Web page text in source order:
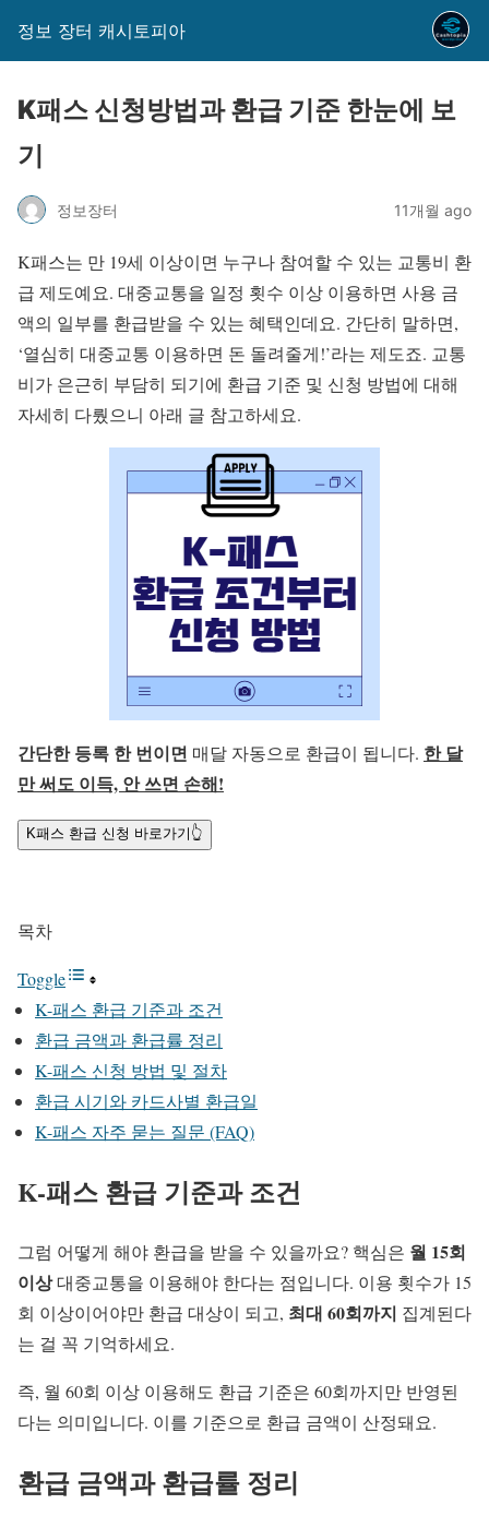
정보 장터 캐시토피아
K패스 신청방법과 환급 기준 한눈에 보
기
정보장터 11개월 ago
K패스는 만 19세 이상이면 누구나 참여할 수 있는 교통비 환
급 제도예요. 대중교통을 일정 횟수 이상 이용하면 사용 금
액의 일부를 환급받을 수 있는 혜택인데요. 간단히 말하면,
‘열심히 대중교통 이용하면 돈 돌려줄게!’라는 제도죠. 교통
비가 은근히 부담히 되기에 환급 기준 및 신청 방법에 대해
자세히 다뤘으니 아래 글 참고하세요.
간단한 등록 한 번이면 매달 자동으로 환급이 됩니다. 한 달
만 써도 이득, 안 쓰면 손해!
K패스 환급 신청 바로가기👆
목차
Toggle
K-패스 환급 기준과 조건
환급 금액과 환급률 정리
K-패스 신청 방법 및 절차
환급 시기와 카드사별 환급일
K-패스 자주 묻는 질문 (FAQ)
K-패스 환급 기준과 조건
그럼 어떻게 해야 환급을 받을 수 있을까요? 핵심은 월 15회
이상대중교통을 이용해야 한다는 점입니다. 이용 횟수가 15
회 이상이어야만 환급 대상이 되고, 최대 60회까지 집계된다
는 걸 꼭 기억하세요.
즉, 월 60회 이상 이용해도 환급 기준은 60회까지만 반영된
다는 의미입니다. 이를 기준으로 환급 금액이 산정돼요.
환급 금액과 환급률 정리